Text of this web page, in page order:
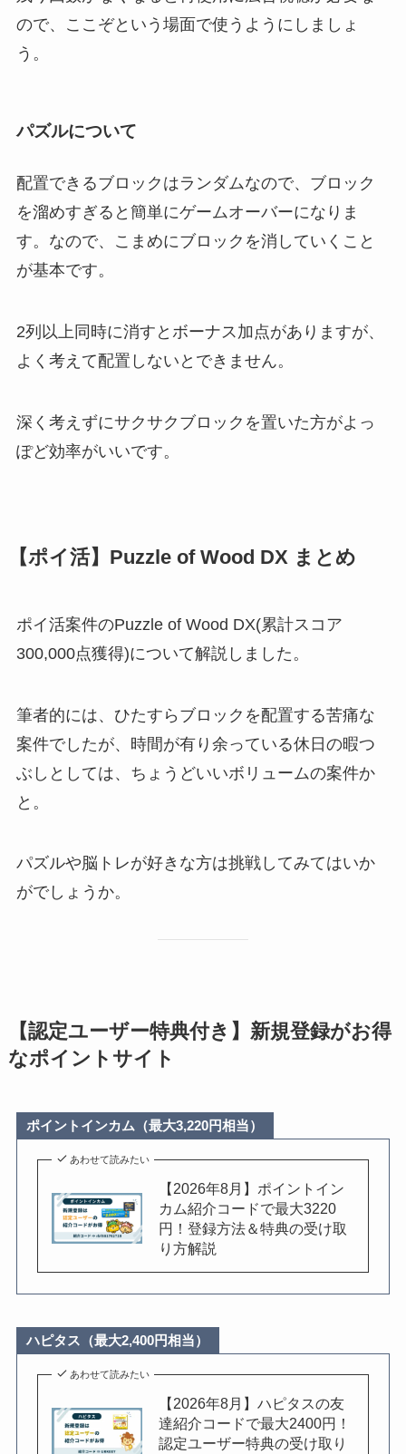
ので、ここぞという場面で使うようにしましょ
う。
パズルについて
配置できるブロックはランダムなので、ブロック
を溜めすぎると簡単にゲームオーバーになりま
す。なので、こまめにブロックを消していくこと
が基本です。
2列以上同時に消すとボーナス加点がありますが、
よく考えて配置しないとできません。
深く考えずにサクサクブロックを置いた方がよっ
ぽど効率がいいです。
【ポイ活】Puzzle of Wood DX まとめ
ポイ活案件のPuzzle of Wood DX(累計スコア
300,000点獲得)について解説しました。
筆者的には、ひたすらブロックを配置する苦痛な
案件でしたが、時間が有り余っている休日の暇つ
ぶしとしては、ちょうどいいボリュームの案件か
と。
パズルや脳トレが好きな方は挑戦してみてはいか
がでしょうか。
【認定ユーザー特典付き】新規登録がお得
なポイントサイト
ポイントインカム（最大3,220円相当）
あわせて読みたい
【2026年8月】ポイントイン
カム紹介コードで最大3220
円！登録方法＆特典の受け取
り方解説
ハピタス（最大2,400円相当）
あわせて読みたい
【2026年8月】ハピタスの友
達紹介コードで最大2400円！
認定ユーザー特典の受け取り